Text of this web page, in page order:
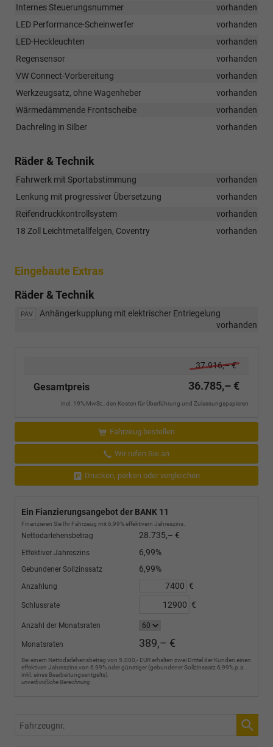
Internes Steuerungsnummer
vorhanden
LED Performance-Scheinwerfer
vorhanden
LED-Heckleuchten
vorhanden
Regensensor
vorhanden
VW Connect-Vorbereitung
vorhanden
Werkzeugsatz, ohne Wagenheber
vorhanden
Wärmedämmende Frontscheibe
vorhanden
Dachreling in Silber
vorhanden
Räder & Technik
Fahrwerk mit Sportabstimmung
vorhanden
Lenkung mit progressiver Übersetzung
vorhanden
Reifendruckkontrollsystem
vorhanden
18 Zoll Leichtmetallfelgen, Coventry
vorhanden
Eingebaute Extras
Räder & Technik
PAV
Anhängerkupplung mit elektrischer Entriegelung
vorhanden
37.916,– €
Gesamtpreis 36.785,– €
incl. 19% MwSt., den Kosten für Überführung und Zulassungspapieren
Fahrzeug bestellen
Wir rufen Sie an
Drucken, parken oder vergleichen
Ein Fianzierungsangebot der BANK 11
Finanzieren Sie Ihr Fahrzeug mit 6,99% effektivem Jahreszins.
Nettodarlehensbetrag 28.735,– €
Effektiver Jahreszins 6,99%
Gebundener Sollzinssatz 6,99%
Anzahlung €
Schlussrate €
Anzahl der Monatsraten
Monatsraten 389,– €
Bei einem Nettodarlehensbetrag von 5.000,- EUR erhalten zwei Drittel der Kunden einen
effektiven Jahreszins von 6,99% oder günstiger (gebundener Sollzinssatz 6,99% p.a.
inkl. eines Bearbeitungsentgelts).
unverbindliche Berechnung
Fahrzeugnr.